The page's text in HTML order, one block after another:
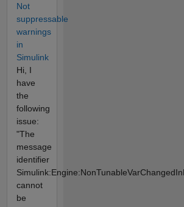
Not
suppressable
warnings
in
Simulink
Hi, I
have
the
following
issue:
"The
message
identifier
cannot
be